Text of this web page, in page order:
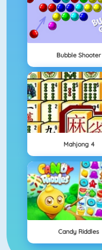
Bubble Shooter
Mahjong 4
Candy Riddles